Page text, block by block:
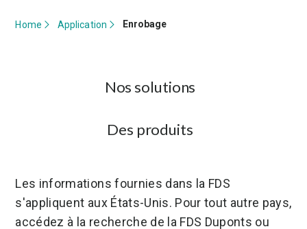
Home Application Enrobage
Nos solutions
Des produits
Les informations fournies dans la FDS
s'appliquent aux États-Unis. Pour tout autre pays,
accédez à la recherche de la FDS Duponts ou